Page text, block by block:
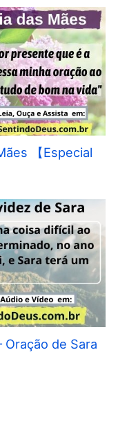
【Especial
Oração de Sara